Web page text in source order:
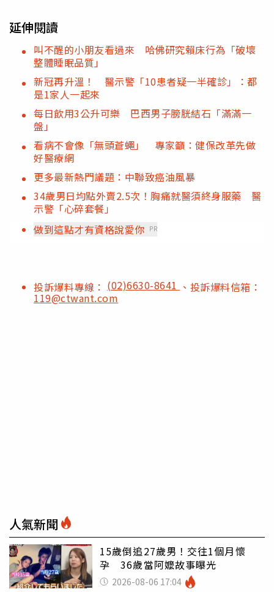
延伸閱讀
叫不醒的小朋友看過來 哈佛研究賴床行為「破壞
整體睡眠品質」
新冠再升溫！ 醫示警「10患者疑一半確診」：都
是1家人一起來
每日飲用3公升可樂 巴西男子膀胱結石「滿滿一
盤」
看病不會像「無頭蒼蠅」 專家籲：健保改革先做
好醫療網
更多最新熱門議題：中聯致癌油風暴
34歲男日均點外賣2.5次！胸痛就醫須終身服藥 醫
示警「心碎套餐」
做到這點才有資格說愛你 PR
投訴爆料專線： (02)6630-8641 、投訴爆料信箱：
119@ctwant.com
人氣新聞
15歲倒追27歲男！交往1個月懷
孕 36歲當阿嬤故事曝光
2026-08-06 17:04